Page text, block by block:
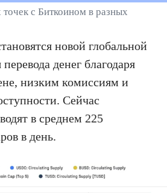
с Биткоином в разных
новой глобальной
денег благодаря
низким комиссиям и
Сейчас
в среднем 225
в день.